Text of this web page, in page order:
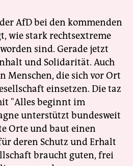
AfD bei den kommenden
wie stark rechtsextreme
sind. Gerade jetzt
und Solidarität. Auch
Menschen, die sich vor Ort
einsetzen. Die taz
"Alles beginnt im
unterstützt bundesweit
Orte und baut einen
deren Schutz und Erhalt
braucht guten, frei